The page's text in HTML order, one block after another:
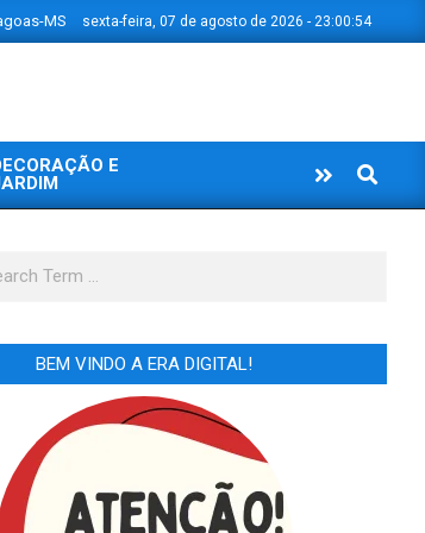
MS sexta-feira, 07 de agosto de 2026 - 23:00:56
E
Search
BEM VINDO A ERA DIGITAL!